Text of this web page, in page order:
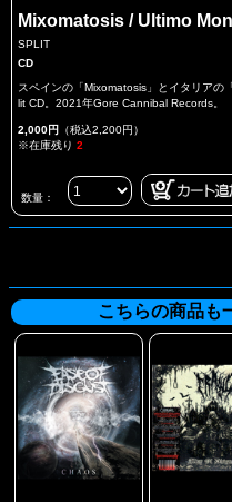
Mixomatosis / Ultimo
SPLIT
CD
スペインの「Mixomatosis」とイタリア
lit CD。2021年Gore Cannibal Records。
2,000円 （税込2,200円）
※在庫残り 2
数量：
こちらの商品も